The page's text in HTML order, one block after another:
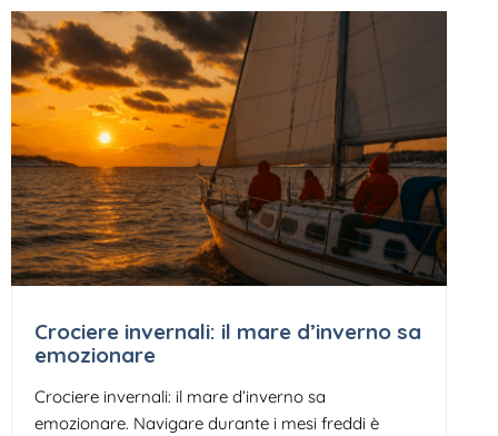
Crociere invernali: il mare d’inverno sa
emozionare
Crociere invernali: il mare d’inverno sa
emozionare. Navigare durante i mesi freddi è